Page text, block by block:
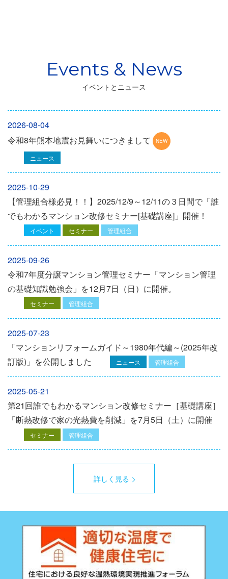
イベントとニュース
2026-08-04
令和8年熊本地震お見舞いにつきまして
ニュース
2025-10-29
【管理組合様必見！！】2025/12/9～12/11の３日間で「誰
でもわかるマンション改修セミナー[基礎講座]」開催！
イベント セミナー 管理組合
2025-09-26
令和7年度分譲マンション管理セミナー「マンション管理
の基礎知識勉強会」を12⽉7⽇（⽇）に開催。
セミナー 管理組合
2025-07-23
「マンションリフォームガイド～1980年代編～(2025年改
訂版)」を公開しました
ニュース 管理組合
2025-05-21
第21回誰でもわかるマンション改修セミナー［基礎講座］
「断熱改修で家の光熱費を削減」を7月5日（土）に開催
セミナー 管理組合
詳しく見る